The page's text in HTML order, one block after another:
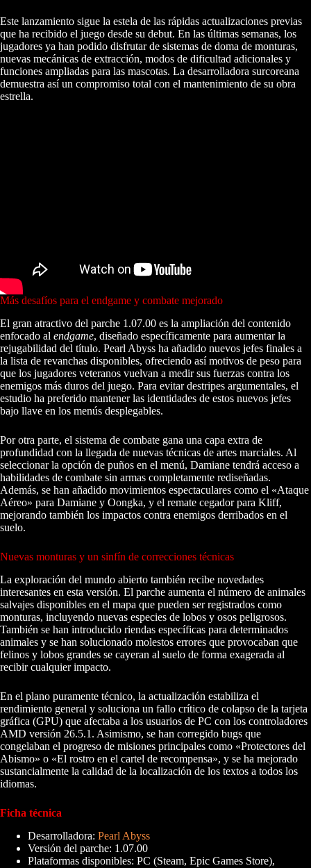
Este lanzamiento sigue la estela de las rápidas actualizaciones previas
que ha recibido el juego desde su debut. En las últimas semanas, los
jugadores ya han podido disfrutar de sistemas de doma de monturas,
nuevas mecánicas de extracción, modos de dificultad adicionales y
funciones ampliadas para las mascotas. La desarrolladora surcoreana
demuestra así un compromiso total con el mantenimiento de su obra
estrella.
Más desafíos para el endgame y combate mejorado
El gran atractivo del parche 1.07.00 es la ampliación del contenido
enfocado al endgame, diseñado específicamente para aumentar la
rejugabilidad del título. Pearl Abyss ha añadido nuevos jefes finales a
la lista de revanchas disponibles, ofreciendo así motivos de peso para
que los jugadores veteranos vuelvan a medir sus fuerzas contra los
enemigos más duros del juego. Para evitar destripes argumentales, el
estudio ha preferido mantener las identidades de estos nuevos jefes
bajo llave en los menús desplegables.
Por otra parte, el sistema de combate gana una capa extra de
profundidad con la llegada de nuevas técnicas de artes marciales. Al
seleccionar la opción de puños en el menú, Damiane tendrá acceso a
habilidades de combate sin armas completamente rediseñadas.
Además, se han añadido movimientos espectaculares como el «Ataque
Aéreo» para Damiane y Oongka, y el remate cegador para Kliff,
mejorando también los impactos contra enemigos derribados en el
suelo.
Nuevas monturas y un sinfín de correcciones técnicas
La exploración del mundo abierto también recibe novedades
interesantes en esta versión. El parche aumenta el número de animales
salvajes disponibles en el mapa que pueden ser registrados como
monturas, incluyendo nuevas especies de lobos y osos peligrosos.
También se han introducido riendas específicas para determinados
animales y se han solucionado molestos errores que provocaban que
felinos y lobos grandes se cayeran al suelo de forma exagerada al
recibir cualquier impacto.
En el plano puramente técnico, la actualización estabiliza el
rendimiento general y soluciona un fallo crítico de colapso de la tarjeta
gráfica (GPU) que afectaba a los usuarios de PC con los controladores
AMD versión 26.5.1. Asimismo, se han corregido bugs que
congelaban el progreso de misiones principales como «Protectores del
Abismo» o «El rostro en el cartel de recompensa», y se ha mejorado
sustancialmente la calidad de la localización de los textos a todos los
idiomas.
Ficha técnica
Desarrolladora: Pearl Abyss
Versión del parche: 1.07.00
Plataformas disponibles: PC (Steam, Epic Games Store),